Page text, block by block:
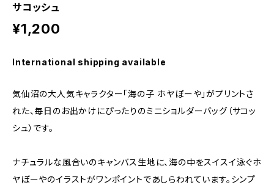
サコッシュ
¥1,200
International shipping available
気仙沼の大人気キャラクター「海の子 ホヤぼーや」がプリントさ
れた、毎日のお出かけにぴったりのミニショルダーバッグ（サコッ
シュ）です。
ナチュラルな風合いのキャンバス生地に、海の中をスイスイ泳ぐホ
ヤぼーやのイラストがワンポイントであしらわれています。シンプ